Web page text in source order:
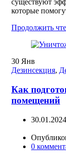
существуют
которые
Продолжить
30 Янв
Дезинсекция,
Как
помещений
30.01.2024
0